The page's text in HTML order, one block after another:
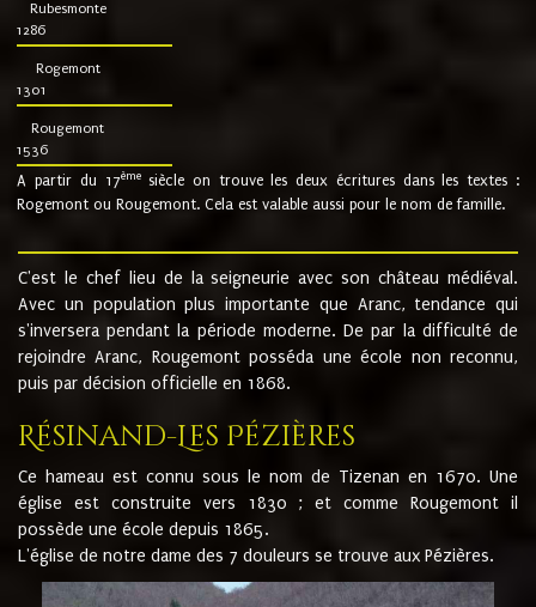
Rubesmonte
1286
Rogemont
1301
Rougemont
1536
A partir du 17ème siècle on trouve les deux écritures dans les textes :
Rogemont ou Rougemont. Cela est valable aussi pour le nom de famille.
C'est le chef lieu de la seigneurie avec son château médiéval.
Avec un population plus importante que Aranc, tendance qui
s'inversera pendant la période moderne. De par la difficulté de
rejoindre Aranc, Rougemont posséda une école non reconnu,
puis par décision officielle en 1868.
Résinand-Les Pézières
Ce hameau est connu sous le nom de Tizenan en 1670. Une
église est construite vers 1830 ; et comme Rougemont il
possède une école depuis 1865.
L'église de notre dame des 7 douleurs se trouve aux Pézières.